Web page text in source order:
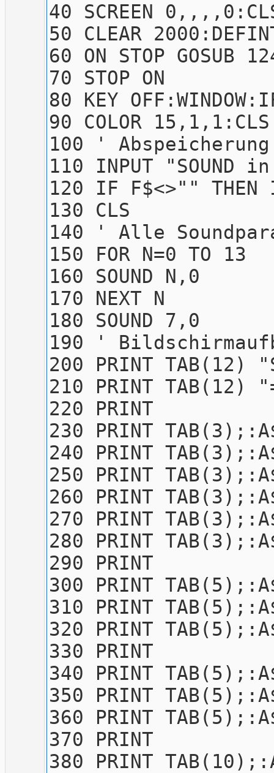
40 SCREEN
50 CLEAR
60 ON STOP GOSUB
70 STOP ON
80 KEY
90 COLOR 15,1,1:CLS
100 ' Abspeicherung
110 INPUT
120 IF F$<>"" THEN
130 CLS
140 ' Alle
150 FOR N=0 TO 13
160 SOUND N,0
170 NEXT N
180 SOUND 7,0
190 '
200 PRINT TAB(12)
210 PRINT TAB(12)
220 PRINT
230 PRINT
240 PRINT
250 PRINT
260 PRINT
270 PRINT
280 PRINT
290 PRINT
300 PRINT
310 PRINT
320 PRINT
330 PRINT
340 PRINT
350 PRINT
360 PRINT
370 PRINT
380 PRINT